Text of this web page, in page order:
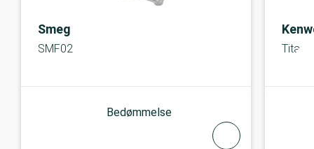
Smeg
SMF02
Bedømmelse